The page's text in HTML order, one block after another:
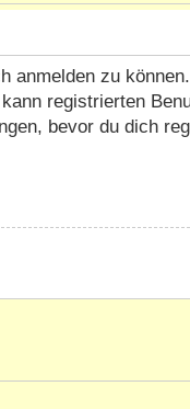
anmelden zu
registrierten
bevor du dich